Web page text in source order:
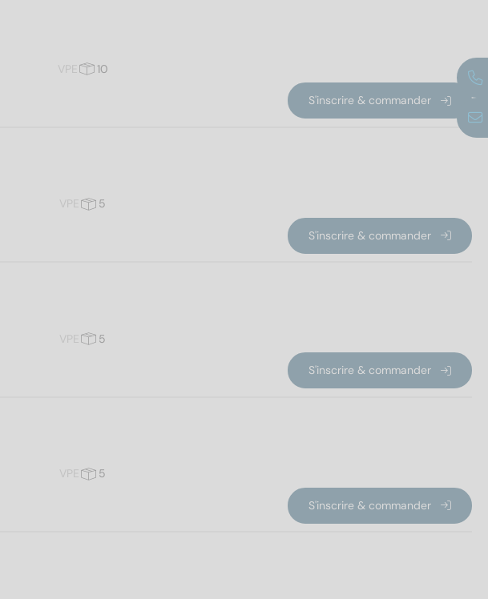
VPE
10
S'inscrire & commander
VPE
5
S'inscrire & commander
VPE
5
S'inscrire & commander
VPE
5
S'inscrire & commander